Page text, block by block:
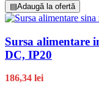
▤Adaugă la ofertă
Sursa alimentare
DC, IP20
186,34 lei